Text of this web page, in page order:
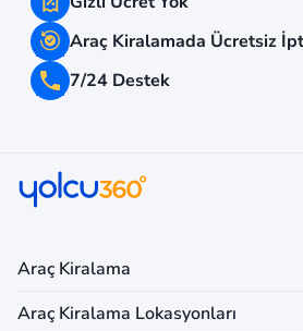
Araç Kiralamada Ücretsiz
7/24 Destek
Araç Kiralama
Araç Kiralama Lokasyonları